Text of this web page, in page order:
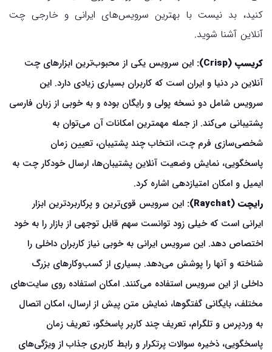
کنید، بد نیست با بهترین سرویس‌های ایرانی و خارجی چت
آنلاین آشنا شوید.
کریسپ (Crisp):
این سرویس یکی از محبوب‌ترین ابزارهای چت
آنلاین در دنیا و ایران است که کاربران بسیاری زیادی دارد. این
سرویس شامل دو نسخه پولی و رایگان بوده و به خوبی از زبان فارسی
پشتیبانی می‌کند. از جمله مهمترین امکانات آن می‌توان به
شخصی‌سازی فرم چت، انتخاب چند پشتیبان، تعیین زمان
پاسخگویی، نمایش وضعیت آنلاین پشتیبان‌ها، ارسال خودکار چت به
ایمیل و امکان امتیازدهی اشاره کرد.
رایچت (Raychat):
این سرویس قوی‌ترین و پرکاربردترین ابزار
ایرانی است که خیلی زود توانست سهم قابل توجهی از بازار را به خود
اختصاص دهد. این سرویس ایرانی به خوبی نیاز کاربران داخلی را
شناخته و آنها را پوشش می‌دهد. بسیاری از کسب‌وکارهای بزرگ
داخلی از این سرویس استفاده می‌کنند. امکان استفاده روی سایت‌های
مختلف، بایگانی گفتگوها، نمایش متن پیش از ارسال، امکان اتصال
به وردپرس و تلگرام، تعریف چند کاربر پاسخگو، تعریف زمان
پاسخگویی، ذخیره سوالات پرتکرار و رابط کاربری جذاب از ویژگی‌های